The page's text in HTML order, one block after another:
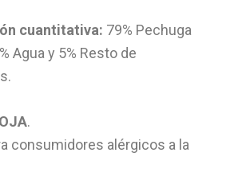
cuantitativa: 79% Pechuga
Agua y 5% Resto de
.
consumidores alérgicos a la